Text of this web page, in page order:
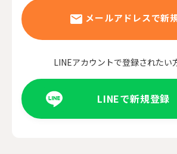
メールアドレスで新
LINEアカウントで登録されたい
LINEで新規登録